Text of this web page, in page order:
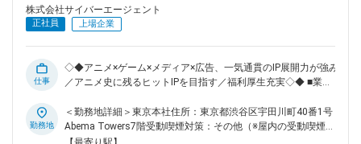
していきます。 ABEMA広告事業の詳細、実際の案件事例など
は以下のリンクをご参照ください。 ※VISIONS：
Development 本部が80名程の組織で、若手～ベテランまで年
次は様々、中途入社社員も多く在籍しています。 ■目指せるキ
制作やイベント企画など手法は多種多様を極めます。大型の
SNSキャンペーンなど、あらゆるプロモーションマーケティン
グ戦略に精通できます。 <番組企画制作側へ>本ポジションで
株式会社サイバーエージェント
正社員 上場企業
仕事
◇◆アニメ×ゲーム×メディア×広告、一気通貫のIP展開力が強み
／アニメ史に残るヒットIPを目指す／福利厚生充実◇◆ ■業務
スにおける納品業務をご担当いただきます。 特に、素材納品
に関わるプロジェクト管理や推進でご活躍できる方を募集して
います。 ・海外の配信プラットフォームへの配信素材の納品
勤務地
＜勤務地詳細＞東京本社住所：東京都渋谷区宇田川町40番1号
Abema Towers7階受動喫煙対策：その他（※屋内の受動喫煙対
策 有(喫煙室あり)）変更の範囲：会社の定める事業所（リモー